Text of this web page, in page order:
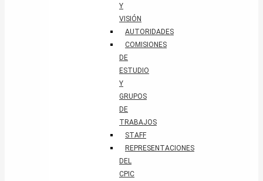
Y
VISIÓN
AUTORIDADES
COMISIONES
DE
ESTUDIO
Y
GRUPOS
DE
TRABAJOS
STAFF
REPRESENTACIONES
DEL
CPIC